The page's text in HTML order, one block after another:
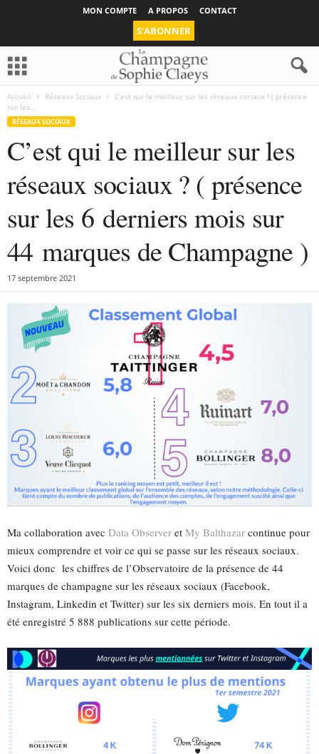
MON COMPTE A PROPOS CONTACT
S’ABONNER
Accueil Réseaux Sociaux
C’est qui le meilleur sur les réseaux sociaux ? ( présence
sur les...
RÉSEAUX SOCIAUX
C’est qui le meilleur sur les
réseaux sociaux ? ( présence
sur les 6 derniers mois sur
44 marques de Champagne )
17 septembre 2021
Ma collaboration avec Data Observer et My Balthazar continue pour
mieux comprendre et voir ce qui se passe sur les réseaux sociaux.
Voici donc les chiffres de l’Observatoire de la présence de 44
marques de champagne sur les réseaux sociaux (Facebook,
Instagram, Linkedin et Twitter) sur les six derniers mois. En tout il a
été enregistré 5 888 publications sur cette période.